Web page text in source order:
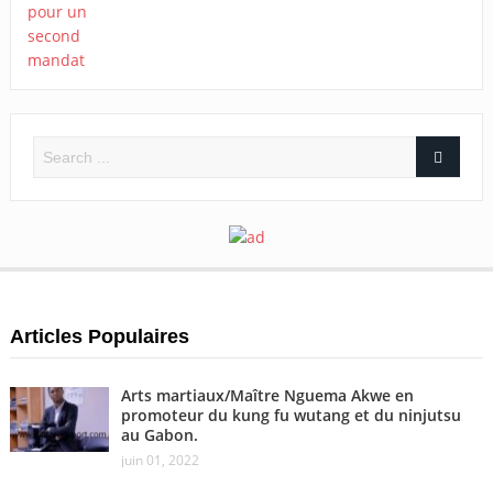
Articles Populaires
Arts martiaux/Maître Nguema Akwe en
promoteur du kung fu wutang et du ninjutsu
au Gabon.
juin 01, 2022